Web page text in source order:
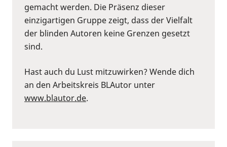
gemacht werden. Die Präsenz dieser
einzigartigen Gruppe zeigt, dass der Vielfalt
der blinden Autoren keine Grenzen gesetzt
sind.
Hast auch du Lust mitzuwirken? Wende dich
an den Arbeitskreis BLAutor unter
www.blautor.de.